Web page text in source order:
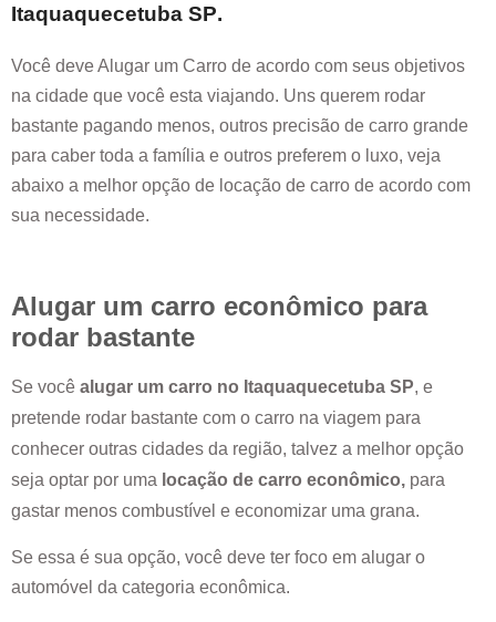
Itaquaquecetuba SP.
Você deve Alugar um Carro de acordo com seus objetivos
na cidade que você esta viajando. Uns querem rodar
bastante pagando menos, outros precisão de carro grande
para caber toda a família e outros preferem o luxo, veja
abaixo a melhor opção de locação de carro de acordo com
sua necessidade.
Alugar um carro econômico para
rodar bastante
Se você alugar um carro no Itaquaquecetuba SP, e
pretende rodar bastante com o carro na viagem para
conhecer outras cidades da região, talvez a melhor opção
seja optar por uma locação de carro econômico, para
gastar menos combustível e economizar uma grana.
Se essa é sua opção, você deve ter foco em alugar o
automóvel da categoria econômica.